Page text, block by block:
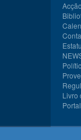
Livro